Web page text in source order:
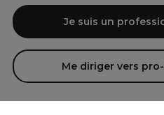
Je suis un
Me diriger vers
Spécialiste de la coiffure et de la
large sélection de produits
l'esthétique autour d'un choix de
de beauté! Notre gamme de
qui sont à la recherche de produits
matériel esthétique de qualité.